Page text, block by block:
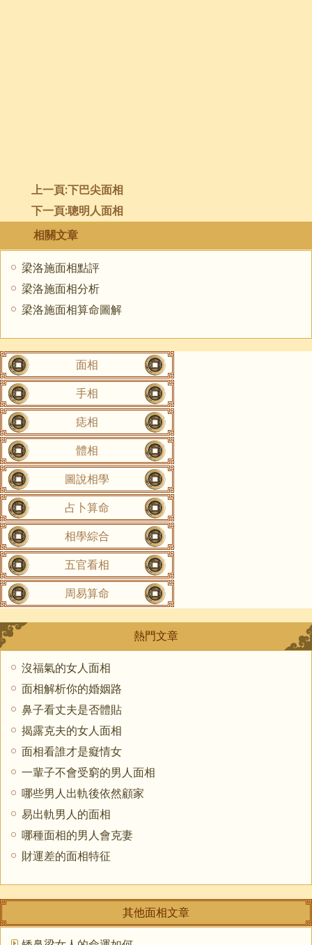
上一頁:下巴尖面相
下一頁:聰明人面相
相關文章
梁洛施面相點評
梁洛施面相分析
梁洛施面相算命圖解
面相
手相
痣相
體相
圖說相學
占卜算命
相學綜合
五官看相
周易算命
熱門文章
沒福氣的女人面相
面相解析你的婚姻路
鼻子看丈夫是否體貼
揭露克夫的女人面相
面相看誰才是癡情女
一輩子不會受窮的男人面相
哪些男人出軌後依然顧家
易出軌男人的面相
哪種面相的男人會克妻
財運差的面相特征
其他面相文章